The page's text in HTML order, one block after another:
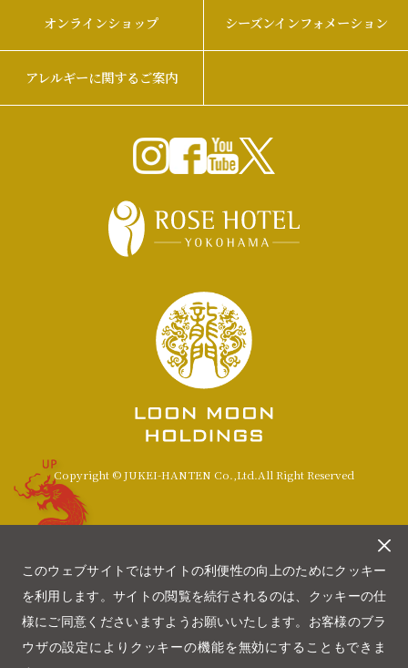
オンラインショップ シーズンインフォメーション
アレルギーに関するご案内
Copyright © JUKEI-HANTEN Co.,Ltd.All Right Reserved
UP
このウェブサイトではサイトの利便性の向上のためにクッキー
を利用します。サイトの閲覧を続行されるのは、クッキーの仕
様にご同意くださいますようお願いいたします。お客様のブラ
ウザの設定によりクッキーの機能を無効にすることもできま